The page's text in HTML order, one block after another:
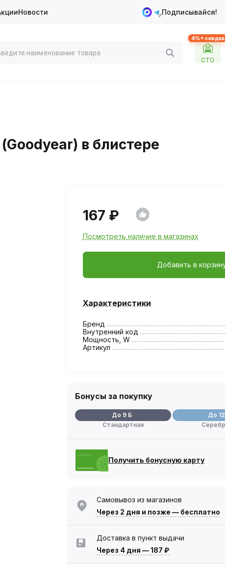
Новости Подписывайся!
4%+ скидка
СТО
в блистере
167 ₽
Посмотреть наличие в магазинах
Добавить в
Характеристики
Бренд
Внутренний код
Мощность, W
Артикул
Бонусы за покупку
До 9 Б
Стандартная
До
Получить бонусную карту
Самовывоз из магазинов
Через 2 дня и позже — бесплатно
Доставка в пункт выдачи
Через 4 дня —187 ₽